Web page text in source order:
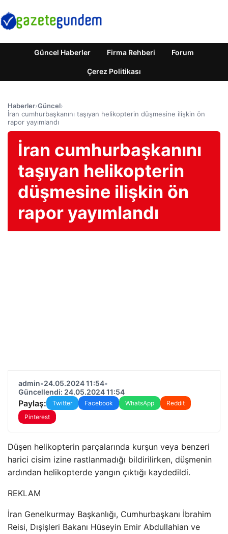
Güncel Haberler Firma Rehberi Forum
Çerez Politikası
Haberler›Güncel›
İran cumhurbaşkanını taşıyan helikopterin düşmesine ilişkin ön
rapor yayımlandı
İran cumhurbaşkanını
taşıyan helikopterin
düşmesine ilişkin ön
rapor yayımlandı
admin•24.05.2024 11:54•
Güncellendi: 24.05.2024 11:54
Paylaş: Twitter Facebook WhatsApp
Reddit
Pinterest
Düşen helikopterin parçalarında kurşun veya benzeri
harici cisim izine rastlanmadığı bildirilirken, düşmenin
ardından helikopterde yangın çıktığı kaydedildi.
REKLAM
İran Genelkurmay Başkanlığı, Cumhurbaşkanı İbrahim
Reisi, Dışişleri Bakanı Hüseyin Emir Abdullahian ve